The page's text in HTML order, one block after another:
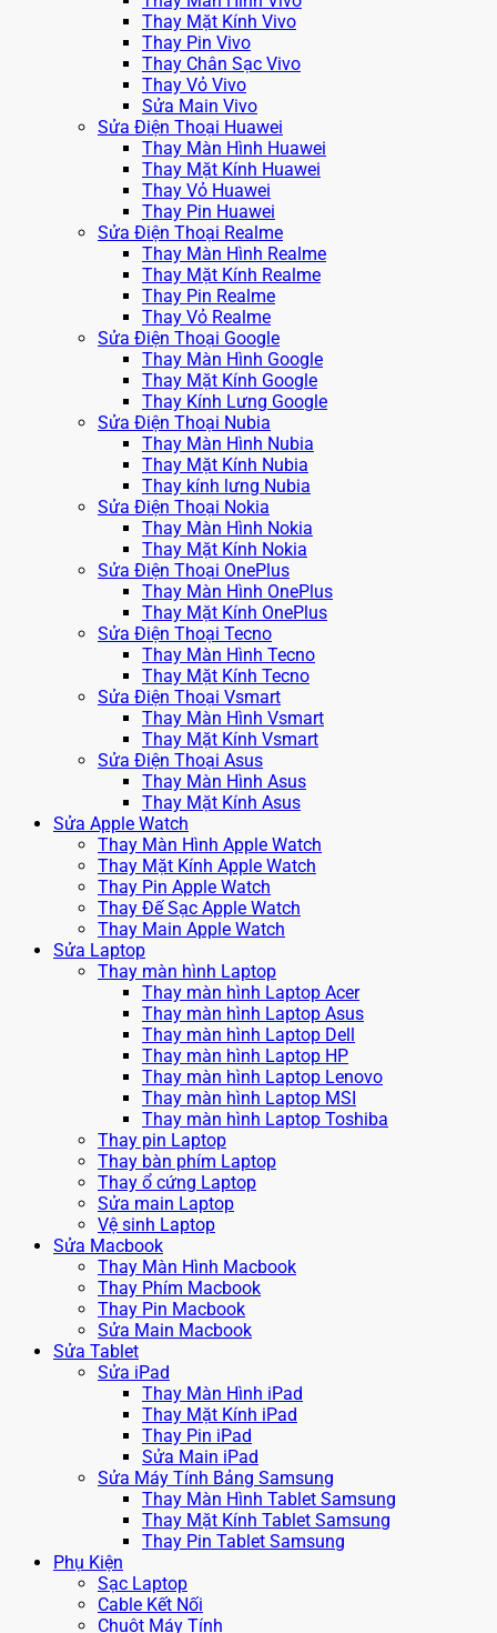
Thay Mặt Kính Vivo
Thay Pin Vivo
Thay Chân Sạc Vivo
Thay Vỏ Vivo
Sửa Main Vivo
Sửa Điện Thoại Huawei
Thay Màn Hình Huawei
Thay Mặt Kính Huawei
Thay Vỏ Huawei
Thay Pin Huawei
Sửa Điện Thoại Realme
Thay Màn Hình Realme
Thay Mặt Kính Realme
Thay Pin Realme
Thay Vỏ Realme
Sửa Điện Thoại Google
Thay Màn Hình Google
Thay Mặt Kính Google
Thay Kính Lưng Google
Sửa Điện Thoại Nubia
Thay Màn Hình Nubia
Thay Mặt Kính Nubia
Thay kính lưng Nubia
Sửa Điện Thoại Nokia
Thay Màn Hình Nokia
Thay Mặt Kính Nokia
Sửa Điện Thoại OnePlus
Thay Màn Hình OnePlus
Thay Mặt Kính OnePlus
Sửa Điện Thoại Tecno
Thay Màn Hình Tecno
Thay Mặt Kính Tecno
Sửa Điện Thoại Vsmart
Thay Màn Hình Vsmart
Thay Mặt Kính Vsmart
Sửa Điện Thoại Asus
Thay Màn Hình Asus
Thay Mặt Kính Asus
Sửa Apple Watch
Thay Màn Hình Apple Watch
Thay Mặt Kính Apple Watch
Thay Pin Apple Watch
Thay Đế Sạc Apple Watch
Thay Main Apple Watch
Sửa Laptop
Thay màn hình Laptop
Thay màn hình Laptop Acer
Thay màn hình Laptop Asus
Thay màn hình Laptop Dell
Thay màn hình Laptop HP
Thay màn hình Laptop Lenovo
Thay màn hình Laptop MSI
Thay màn hình Laptop Toshiba
Thay pin Laptop
Thay bàn phím Laptop
Thay ổ cứng Laptop
Sửa main Laptop
Vệ sinh Laptop
Sửa Macbook
Thay Màn Hình Macbook
Thay Phím Macbook
Thay Pin Macbook
Sửa Main Macbook
Sửa Tablet
Sửa iPad
Thay Màn Hình iPad
Thay Mặt Kính iPad
Thay Pin iPad
Sửa Main iPad
Sửa Máy Tính Bảng Samsung
Thay Màn Hình Tablet Samsung
Thay Mặt Kính Tablet Samsung
Thay Pin Tablet Samsung
Phụ Kiện
Sạc Laptop
Cable Kết Nối
Chuột Máy Tính